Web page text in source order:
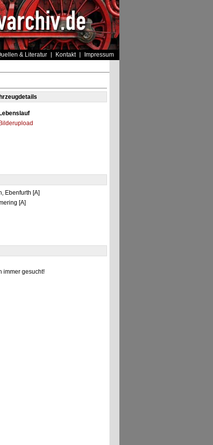
& Literatur Kontakt Impressum
Lebenslauf
Bilderupload
Ebenfurth [A]
[A]
immer gesucht!